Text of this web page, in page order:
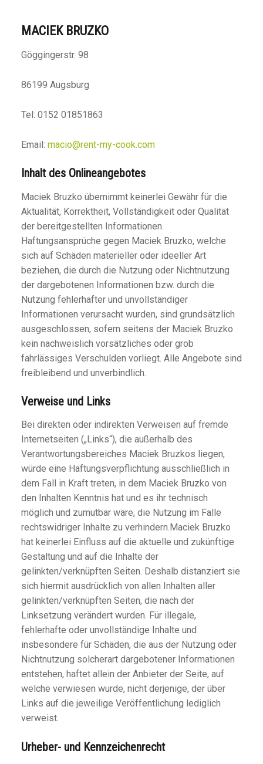
K
T
O
!
MACIEK BRUZKO
Göggingerstr. 98
86199 Augsburg
Tel: 0152 01851863
Email: macio@rent-my-cook.com
Inhalt des Onlineangebotes
Maciek Bruzko übernimmt keinerlei Gewähr für die
Aktualität, Korrektheit, Vollständigkeit oder Qualität
der bereitgestellten Informationen.
Haftungsansprüche gegen Maciek Bruzko, welche
sich auf Schäden materieller oder ideeller Art
beziehen, die durch die Nutzung oder Nichtnutzung
der dargebotenen Informationen bzw. durch die
Nutzung fehlerhafter und unvollständiger
Informationen verursacht wurden, sind grundsätzlich
ausgeschlossen, sofern seitens der Maciek Bruzko
kein nachweislich vorsätzliches oder grob
fahrlässiges Verschulden vorliegt. Alle Angebote sind
freibleibend und unverbindlich.
Verweise und Links
Bei direkten oder indirekten Verweisen auf fremde
Internetseiten („Links“), die außerhalb des
Verantwortungsbereiches Maciek Bruzkos liegen,
würde eine Haftungsverpflichtung ausschließlich in
dem Fall in Kraft treten, in dem Maciek Bruzko von
den Inhalten Kenntnis hat und es ihr technisch
möglich und zumutbar wäre, die Nutzung im Falle
rechtswidriger Inhalte zu verhindern.Maciek Bruzko
hat keinerlei Einfluss auf die aktuelle und zukünftige
Gestaltung und auf die Inhalte der
gelinkten/verknüpften Seiten. Deshalb distanziert sie
sich hiermit ausdrücklich von allen Inhalten aller
gelinkten/verknüpften Seiten, die nach der
Linksetzung verändert wurden. Für illegale,
fehlerhafte oder unvollständige Inhalte und
insbesondere für Schäden, die aus der Nutzung oder
Nichtnutzung solcherart dargebotener Informationen
entstehen, haftet allein der Anbieter der Seite, auf
welche verwiesen wurde, nicht derjenige, der über
Links auf die jeweilige Veröffentlichung lediglich
verweist.
Urheber- und Kennzeichenrecht